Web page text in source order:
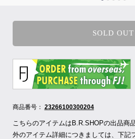
SOLD OUT
商品番号： 23266100300204
こちらのアイテムはB.R.SHOPの出品商
外のアイテム詳細につきましては、下記